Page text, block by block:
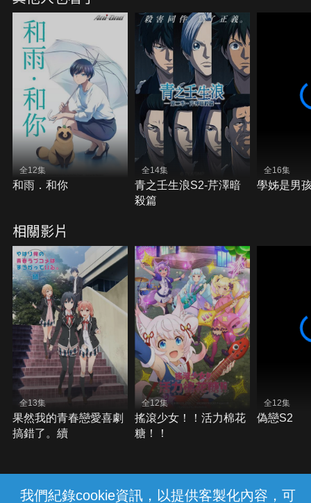
我們紀錄cookie資訊，以提供客製化內容，可
全12集
和雨．和你
全14集
青之壬生浪S2-芹澤暗
殺篇
全16集
學姊是男
相關影片
全13集
果然我的青春戀愛喜劇
搞錯了。續
全12集
搖滾少女！！活力棉花
糖！！
全12集
偽戀S2
{{notifyMsg}}